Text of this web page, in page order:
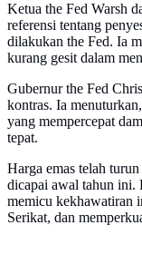
Ketua the Fed Warsh
referensi tentang
dilakukan the Fed. Ia
kurang gesit dalam
Gubernur the Fed
kontras. Ia
yang mempercepat
tepat.
Harga emas telah
dicapai awal tahun ini.
memicu kekhawatiran
Serikat, dan